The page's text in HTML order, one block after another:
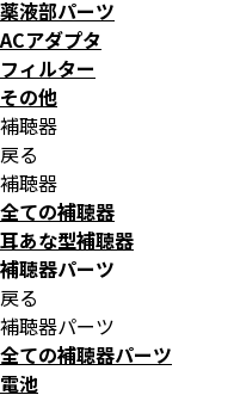
薬液部パーツ
ACアダプタ
フィルター
その他
補聴器
戻る
補聴器
全ての補聴器
耳あな型補聴器
補聴器パーツ
戻る
補聴器パーツ
全ての補聴器パーツ
電池